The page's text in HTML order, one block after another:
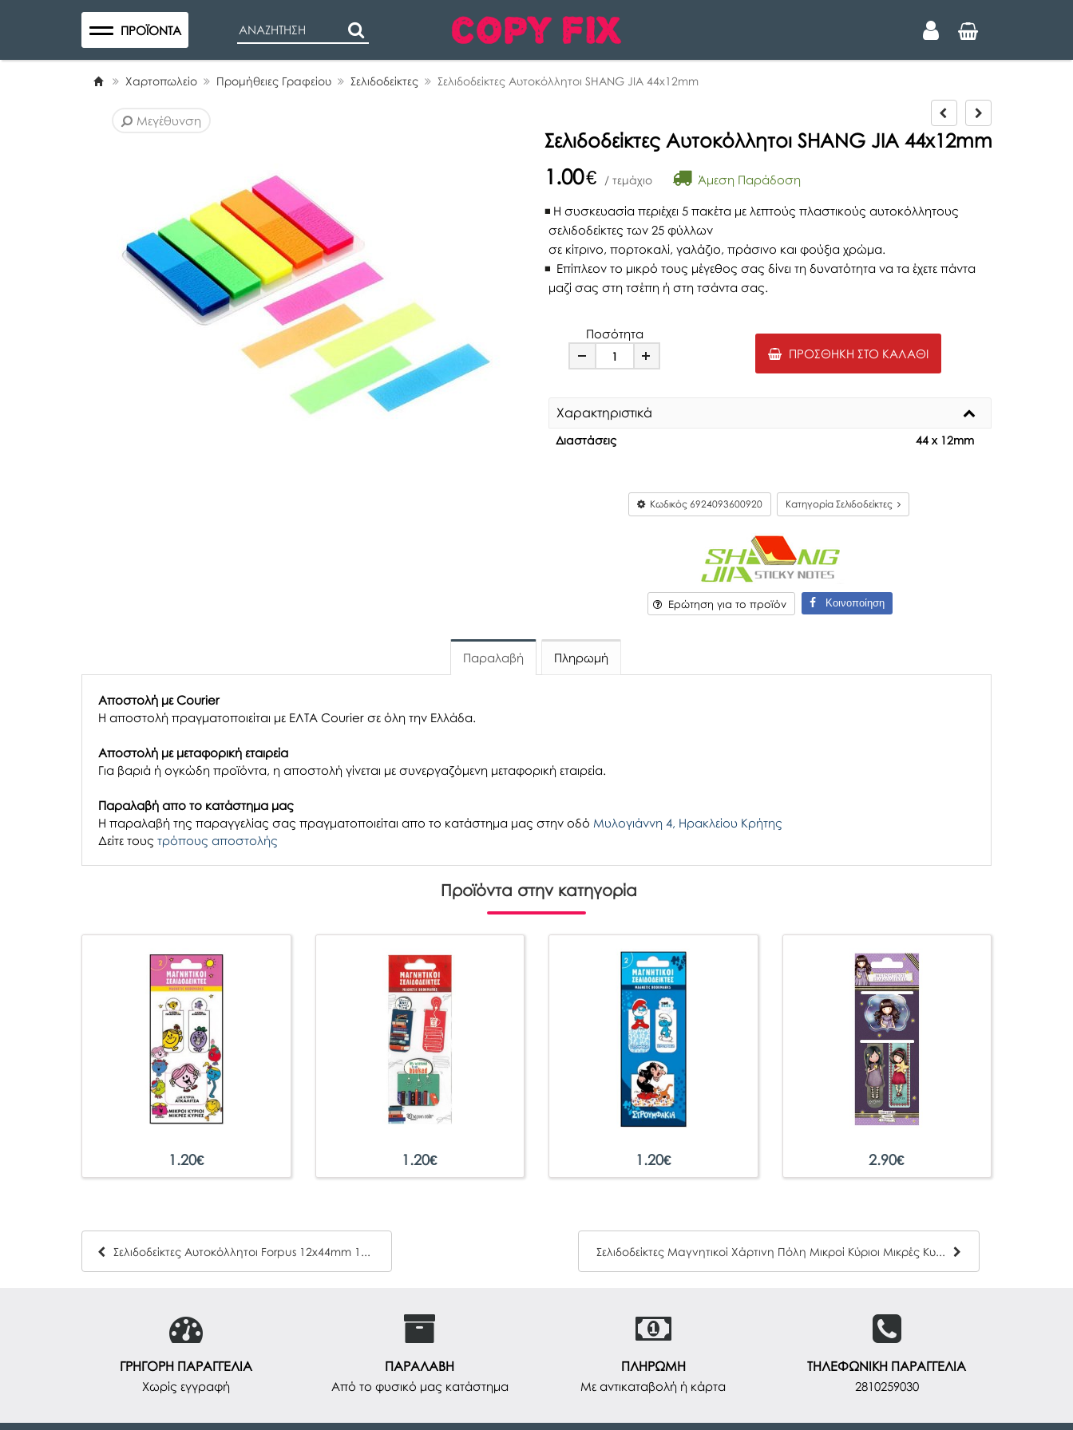
ΠΡΟΪΌΝΤΑ
Χαρτοπωλείο Προμήθειες Γραφείου Σελιδοδείκτες Σελιδοδείκτες Αυτοκόλλητοι SHANG JIA 44x12mm
Μεγέθυνση
P
r
e
u
e
x
Σελιδοδείκτες Αυτοκόλλητοι SHANG JIA 44x12mm
1.00€ / τεμάχιο Άμεση Παράδοση
Η συσκευασία περιέχει 5 πακέτα με λεπτούς πλαστικούς αυτοκόλλητους
σελιδοδείκτες των 25 φύλλων
σε κίτρινο, πορτοκαλί, γαλάζιο, πράσινο και φούξια χρώμα.
Επίπλεον το μικρό τους μέγεθος σας δίνει τη δυνατότητα να τα έχετε πάντα
μαζί σας στη τσέπη ή στη τσάντα σας.
Ποσότητα
Plus
ΠΡΟΣΘΉΚΗ ΣΤΟ ΚΑΛΆΘΙ
Χαρακτηριστικά
Διαστάσεις 44 x 12mm
Κωδικός 6924093600920 Κατηγορία Σελιδοδείκτες
Ερώτηση για το προϊόν Κοινοποίηση
Παραλαβή Πληρωμή
Αποστολή με Courier
Η αποστολή πραγματοποιείται με ΕΛΤΑ Courier σε όλη την Ελλάδα.
Αποστολή με μεταφορική εταιρεία
Για βαριά ή ογκώδη προϊόντα, η αποστολή γίνεται με συνεργαζόμενη μεταφορική εταιρεία.
Παραλαβή απο το κατάστημα μας
H παραλαβή της παραγγελίας σας πραγματοποιείται απο το κατάστημα μας στην οδό Μυλογιάννη 4, Ηρακλείου Κρήτης
Δείτε τους τρόπους αποστολής
Προϊόντα στην κατηγορία
1.20€ 1.20€ 1.20€ 2.90€
Σελιδοδείκτες Αυτοκόλλητοι Forpus 12x44mm 125φ Σελιδοδείκτες Μαγνητικοί Χάρτινη Πόλη Μικροί Κύριοι Μικρές Κυρίες
ΓΡΗΓΟΡΗ ΠΑΡΑΓΓΕΛΙΑ
Χωρίς εγγραφή
ΠΑΡΑΛΑΒΗ
Από το φυσικό μας κατάστημα
ΠΛΗΡΩΜΗ
Με αντικαταβολή ή κάρτα
ΤΗΛΕΦΩΝΙΚΗ ΠΑΡΑΓΓΕΛΙΑ
2810259030